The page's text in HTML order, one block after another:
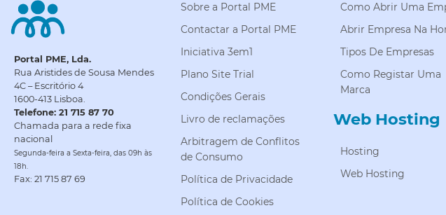
Portal PME, Lda.
Rua Aristides de Sousa Mendes
4C – Escritório 4
1600-413 Lisboa.
Telefone: 21 715 87 70
Chamada para a rede fixa
nacional
Segunda-feira a Sexta-feira, das 09h às
18h.
Fax: 21 715 87 69
Sobre a Portal PME
Contactar a Portal PME
Iniciativa 3em1
Plano Site Trial
Condições Gerais
Livro de reclamações
Arbitragem de Conflitos
de Consumo
Política de Privacidade
Política de Cookies
Como Abrir Uma
Abrir Empresa Na
Tipos De Empresas
Como Registar Uma
Marca
Web Hosting
Hosting
Web Hosting